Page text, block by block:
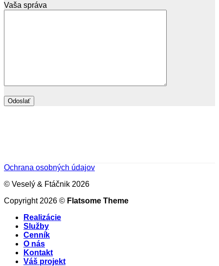
Please leave this field empty.
Vaša správa
Ochrana osobných údajov
© Veselý & Ftáčnik 2026
Copyright 2026 © Flatsome Theme
Realizácie
Služby
Cenník
O nás
Kontakt
Váš projekt